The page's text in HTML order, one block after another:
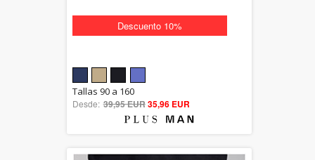
Descuento 10%
5.00
out of 5
Tallas 90 a 160
Desde: 39,95 EUR35,96 EUR